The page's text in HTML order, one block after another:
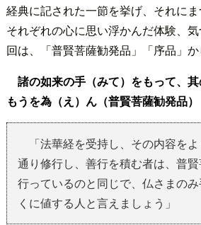
経典に記された一節を挙げ、それにま
それぞれの心に思い浮かんだ体験、
回は、「普賢菩薩勧発品」「序品」か
諸の如来の手（みて）をもって、
もうを為（え）ん（普賢菩薩勧発品）
「法華経を受持し、その内容を
通り修行し、善行を積む者は、普
行っているのと同じで、仏さまの
くに値する人と言えましょう」